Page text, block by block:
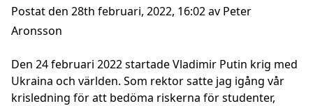
Postat den 28th februari, 2022, 16:02 av Peter
Aronsson
Den 24 februari 2022 startade Vladimir Putin krig med
Ukraina och världen. Som rektor satte jag igång vår
krisledning för att bedöma riskerna för studenter,